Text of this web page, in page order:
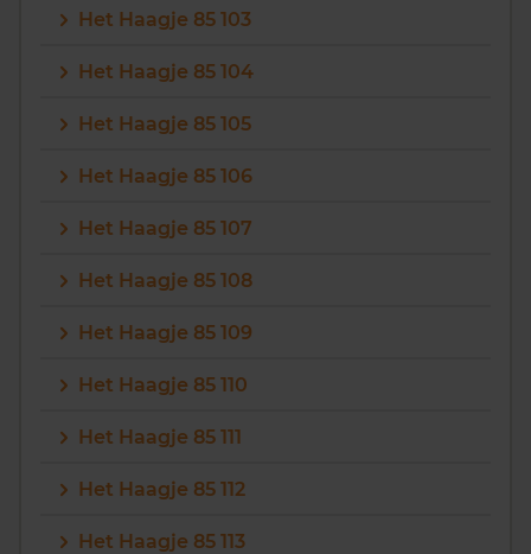
Het Haagje 85 103
Het Haagje 85 104
Het Haagje 85 105
Het Haagje 85 106
Het Haagje 85 107
Het Haagje 85 108
Het Haagje 85 109
Het Haagje 85 110
Het Haagje 85 111
Het Haagje 85 112
Het Haagje 85 113